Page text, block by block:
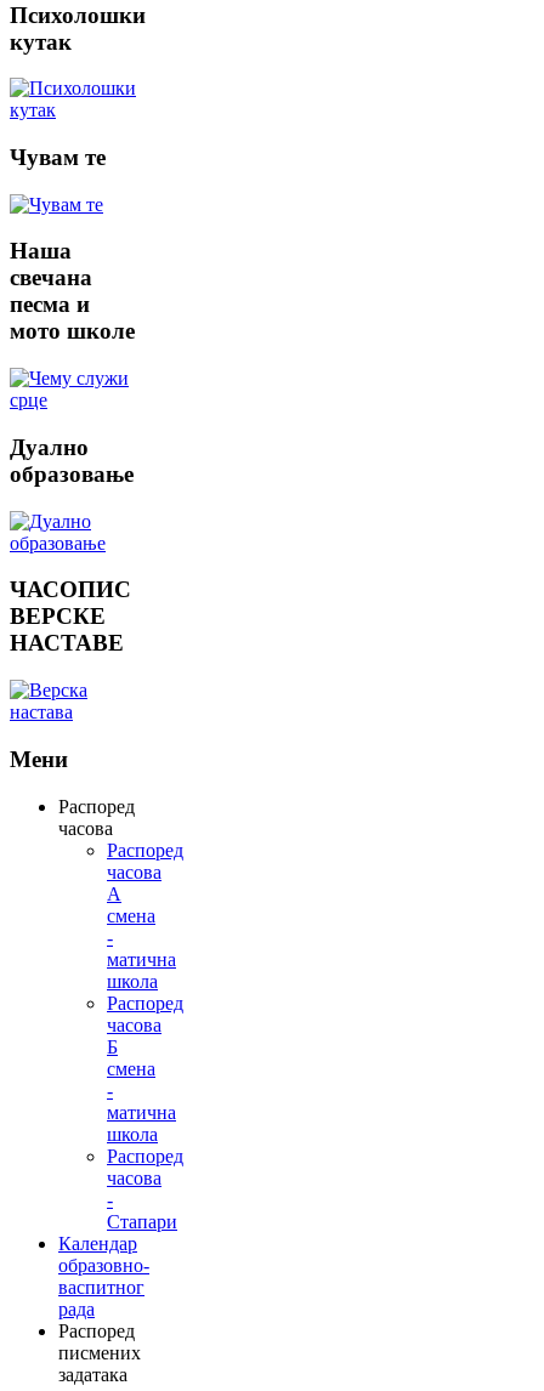
Психолошки
кутак
Чувам те
Наша
свечана
песма и
мото школе
Дуално
образовање
ЧАСОПИС
ВЕРСКЕ
НАСТАВЕ
Мени
Распоред
часова
Распоред
часова
А
смена
-
матична
школа
Распоред
часова
Б
смена
-
матична
школа
Распоред
часова
-
Стапари
Календар
образовно-
васпитног
рада
Распоред
писмених
задатака